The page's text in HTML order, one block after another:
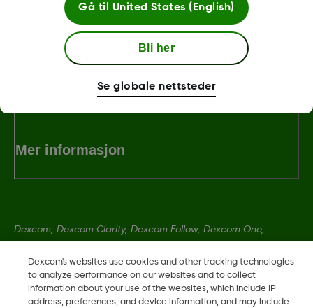
LBL014643 Rev001
Betingelser og retningslinjer
Mer informasjon
Dexcom, Dexcom Clarity, Dexcom Follow, Dexcom One,
varemerker i USA og muligens i andre land.
Dexcom's websites use cookies and other tracking technologies
to analyze performance on our websites and to collect
information about your use of the websites, which include IP
address, preferences, and device information, and may include
Gå til United States (English)
Bli her
Se globale nettsteder